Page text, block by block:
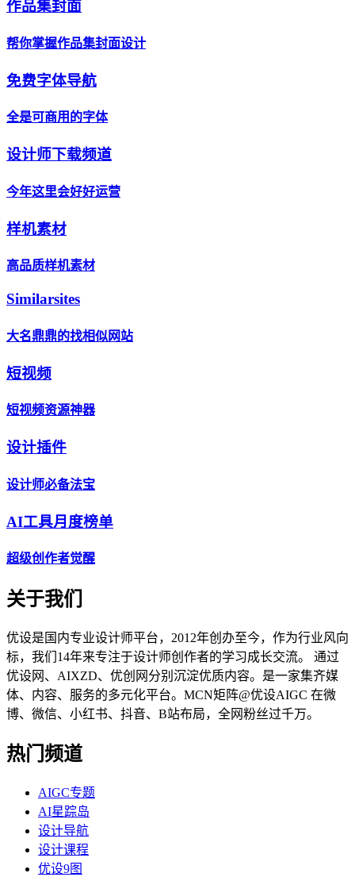
作品集封面
帮你掌握作品集封面设计
免费字体导航
全是可商用的字体
设计师下载频道
今年这里会好好运营
样机素材
高品质样机素材
Similarsites
大名鼎鼎的找相似网站
短视频
短视频资源神器
设计插件
设计师必备法宝
AI工具月度榜单
超级创作者觉醒
关于我们
优设是国内专业设计师平台，2012年创办至今，作为行业风向
标，我们14年来专注于设计师创作者的学习成长交流。 通过
优设网、AIXZD、优创网分别沉淀优质内容。是一家集齐媒
体、内容、服务的多元化平台。MCN矩阵@优设AIGC 在微
博、微信、小红书、抖音、B站布局，全网粉丝过千万。
热门频道
AIGC专题
AI星踪岛
设计导航
设计课程
优设9图